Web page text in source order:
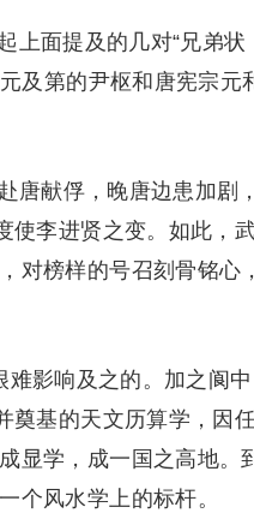
上面提及的几对“兄弟状
及第的尹枢和唐宪宗元
唐献俘，晚唐边患加剧，
使李进贤之变。如此，
对榜样的号召刻骨铭心，
影响及之的。加之阆中
奠基的天文历算学，因
显学，成一国之高地。
个风水学上的标杆。